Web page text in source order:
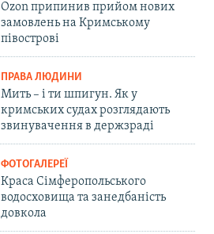
Ozon припинив прийом нових
замовлень на Кримському
півострові
ПРАВА ЛЮДИНИ
Мить – і ти шпигун. Як у
кримських судах розглядають
звинувачення в держзраді
ФОТОГАЛЕРЕЇ
Краса Сімферопольського
водосховища та занедбаність
довкола